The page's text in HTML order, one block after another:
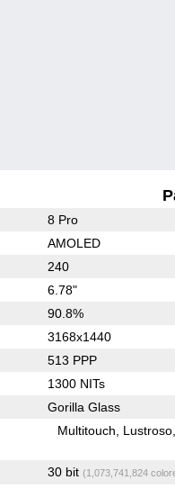
8 Pro
AMOLED
240
6.78"
90.8%
3168x1440
513 PPP
1300 NITs
Gorilla Glass
Multitouch Lustroso
30 bit (1,073,741,824